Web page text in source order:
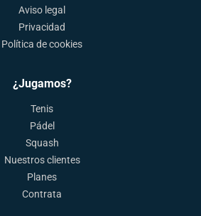
Aviso legal
Privacidad
Política de cookies
¿Jugamos?
Tenis
Pádel
Squash
Nuestros clientes
Planes
Contrata